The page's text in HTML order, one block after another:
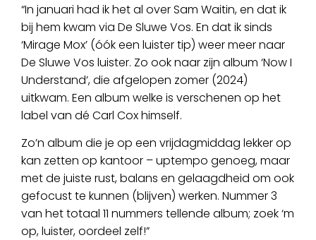
“In januari had ik het al over Sam Waitin, en dat ik
bij hem kwam via De Sluwe Vos. En dat ik sinds
‘Mirage Mox’ (óók een luister tip) weer meer naar
De Sluwe Vos luister. Zo ook naar zijn album ‘Now I
Understand’, die afgelopen zomer (2024)
uitkwam. Een album welke is verschenen op het
label van dé Carl Cox himself.
Zo’n album die je op een vrijdagmiddag lekker op
kan zetten op kantoor – uptempo genoeg, maar
met de juiste rust, balans en gelaagdheid om ook
gefocust te kunnen (blijven) werken. Nummer 3
van het totaal 11 nummers tellende album; zoek ‘m
op, luister, oordeel zelf!”